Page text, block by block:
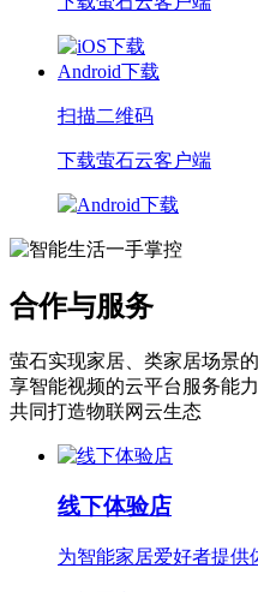
Android下载
扫描二维码
下载萤石云客户端
合作与服务
萤石实现家居、类家居场景
享智能视频的云平台服务能力
共同打造物联网云生态
线下体验店
为智能家居爱好者提供